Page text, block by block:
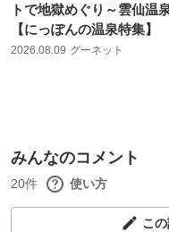
トで地獄めぐり～雲仙温
【にっぽんの温泉特集】
2026.08.09 グーネット
みんなのコメント
20件 使い方
こ